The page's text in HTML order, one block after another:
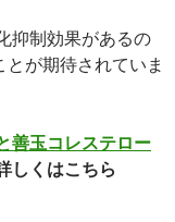
抑制効果があるの
が期待されていま
善玉コレステロー
くはこちら